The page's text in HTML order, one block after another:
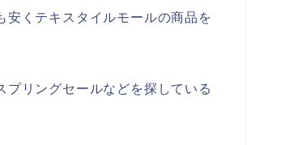
安くテキスタイルモールの商品を
リングセールなどを探している